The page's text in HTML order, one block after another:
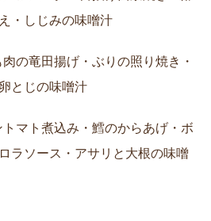
・しじみの味噌汁
竜田揚げ・ぶりの照り焼き・
とじの味噌汁
ト煮込み・鱈のからあげ・ボ
ラソース・アサリと大根の味噌